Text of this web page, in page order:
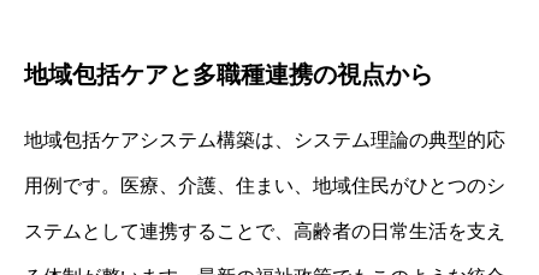
地域包括ケアと多職種連携の視点から
地域包括ケアシステム構築は、システム理論の典型的応
用例です。医療、介護、住まい、地域住民がひとつのシ
ステムとして連携することで、高齢者の日常生活を支え